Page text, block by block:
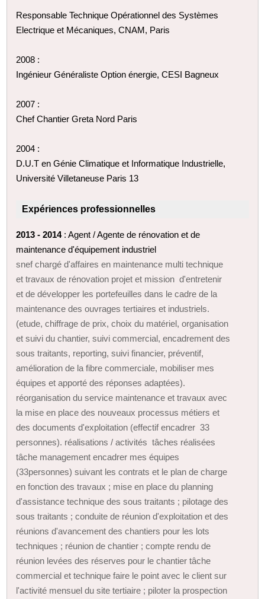
Responsable Technique Opérationnel des Systèmes
Electrique et Mécaniques, CNAM, Paris
2008 :
Ingénieur Généraliste Option énergie, CESI Bagneux
2007 :
Chef Chantier Greta Nord Paris
2004 :
D.U.T en Génie Climatique et Informatique Industrielle,
Université Villetaneuse Paris 13
Expériences professionnelles
2013 - 2014: Agent / Agente de rénovation et de
maintenance d'équipement industriel
snef chargé d'affaires en maintenance multi technique
et travaux de rénovation projet et mission d'entretenir
et de développer les portefeuilles dans le cadre de la
maintenance des ouvrages tertiaires et industriels.
(etude, chiffrage de prix, choix du matériel, organisation
et suivi du chantier, suivi commercial, encadrement des
sous traitants, reporting, suivi financier, préventif,
amélioration de la fibre commerciale, mobiliser mes
équipes et apporté des réponses adaptées).
réorganisation du service maintenance et travaux avec
la mise en place des nouveaux processus métiers et
des documents d'exploitation (effectif encadrer 33
personnes). réalisations / activités tâches réalisées
tâche management encadrer mes équipes
(33personnes) suivant les contrats et le plan de charge
en fonction des travaux ; mise en place du planning
d'assistance technique des sous traitants ; pilotage des
sous traitants ; conduite de réunion d'exploitation et des
réunions d'avancement des chantiers pour les lots
techniques ; réunion de chantier ; compte rendu de
réunion levées des réserves pour le chantier tâche
commercial et technique faire le point avec le client sur
l'activité mensuel du site tertiaire ; piloter la prospection